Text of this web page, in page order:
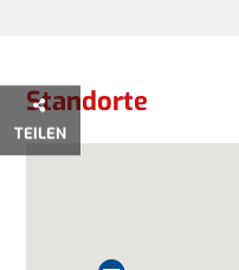
Standorte
Standorte
TEILEN